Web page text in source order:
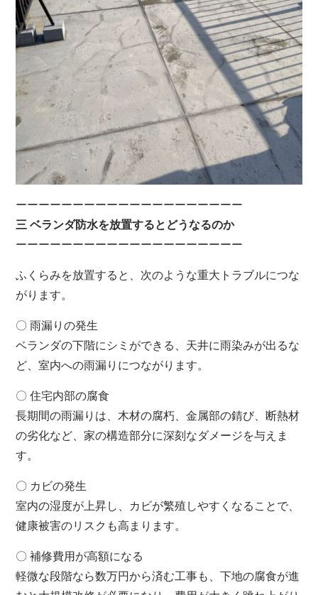
ーーーーーーーーーーーーーーーーーーーー
三 ベランダ防水を放置するとどうなるのか
ーーーーーーーーーーーーーーーーーーーー
ふくらみを放置すると、次のような重大トラブルにつな
がります。
〇 雨漏りの発生
ベランダの下階にシミができる、天井に雨染みが出るな
ど、室内への雨漏りにつながります。
〇 住宅内部の腐食
長期間の雨漏りは、木材の腐朽、金属部の錆び、断熱材
の劣化など、家の構造部分に深刻なダメージを与えま
す。
〇 カビの発生
室内の湿度が上昇し、カビが繁殖しやすくなることで、
健康被害のリスクも高まります。
〇 補修費用が高額になる
軽微な段階なら数万円から済む工事も、下地の腐食が進